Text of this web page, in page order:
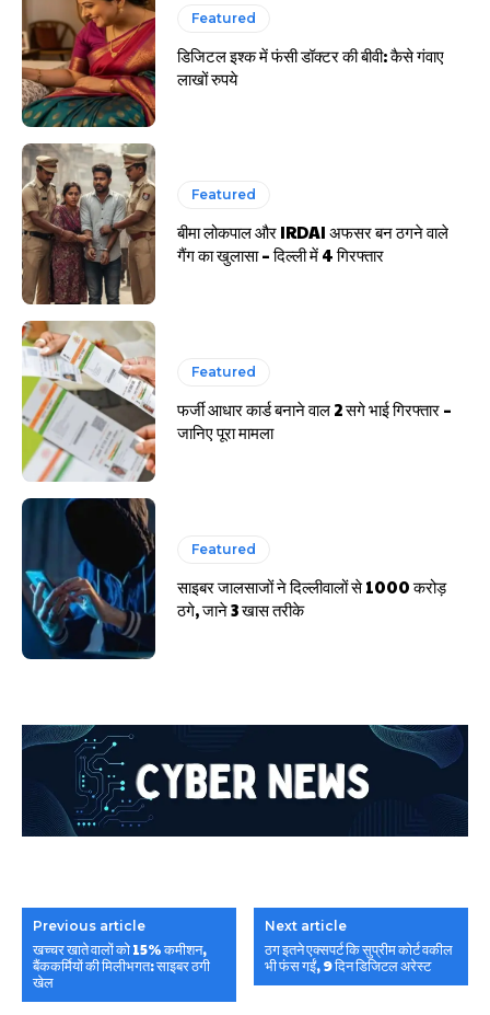
Featured
डिजिटल इश्क में फंसी डॉक्टर की बीवी: कैसे गंवाए
लाखों रुपये
Featured
बीमा लोकपाल और IRDAI अफसर बन ठगने वाले
गैंग का खुलासा – दिल्ली में 4 गिरफ्तार
Featured
फर्जी आधार कार्ड बनाने वाल 2 सगे भाई गिरफ्तार –
जानिए पूरा मामला
Featured
साइबर जालसाजों ने दिल्लीवालों से 1000 करोड़
ठगे, जाने 3 खास तरीके
Previous article
खच्चर खाते वालों को 15% कमीशन,
बैंककर्मियों की मिलीभगत: साइबर ठगी
खेल
Next article
ठग इतने एक्सपर्ट कि सुप्रीम कोर्ट वकील
भी फंस गईं, 9 दिन डिजिटल अरेस्ट